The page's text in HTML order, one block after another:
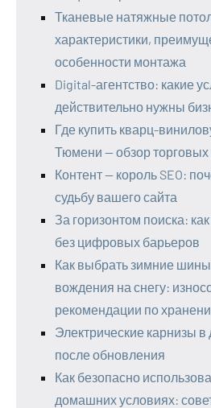
Тканевые натяжные
характеристики,
особенности монтажа
Digital-агентство: какие
действительно нужны
Где купить кварц-
Тюмени — обзор торговых
Контент — король SEO:
судьбу вашего сайта
За горизонтом поиска:
без цифровых барьеров
Как выбрать зимние
вождения на снегу:
рекомендации по
Электрические карнизы
после обновления
Как безопасно
домашних условиях: